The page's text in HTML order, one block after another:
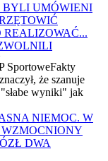
BYLI UMÓWIENI
SportoweFakty
że szanuje
wyniki" jak
NIEMOC. W
DWA